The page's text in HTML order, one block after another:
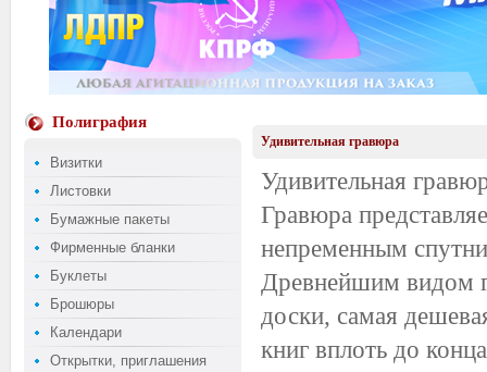
Полиграфия
Визитки
Листовки
Бумажные пакеты
Фирменные бланки
Буклеты
Брошюры
Календари
Открытки, приглашения
Удивительная гравюра
Удивительная
Гравюра
непременным
Древнейшим видом
доски, самая
книг вплоть до